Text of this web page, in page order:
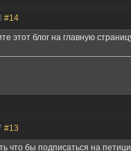
#14
этот блог на главную
#13
что бы подписаться на